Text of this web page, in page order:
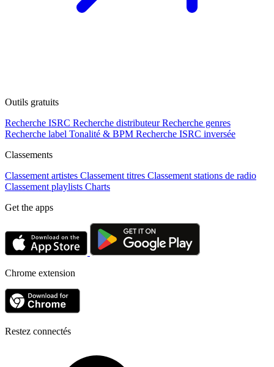
Outils gratuits
Recherche ISRC Recherche distributeur Recherche genres
Recherche label Tonalité & BPM Recherche ISRC inversée
Classements
Classement artistes Classement titres Classement stations de radio
Classement playlists Charts
Get the apps
Chrome extension
Restez connectés